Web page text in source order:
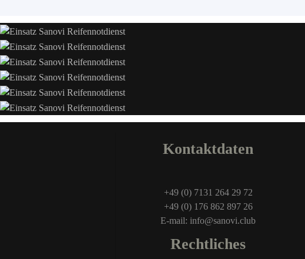
Kontaktdaten
+49 (0) 7131 264 29 72
+49 (0) 176 862 897 26
E-mail: info@sanovi.club
Rechtliches